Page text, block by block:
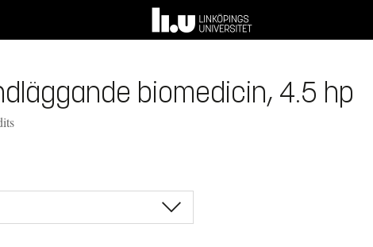
biomedicin, 4.5 hp